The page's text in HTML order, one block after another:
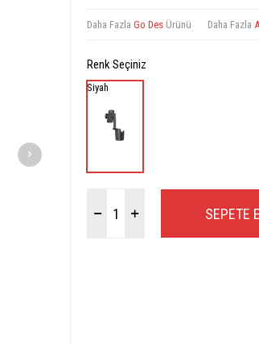
Daha Fazla Go Des Ürünü Daha Fazla
Renk Seçiniz
Siyah
SEPETE